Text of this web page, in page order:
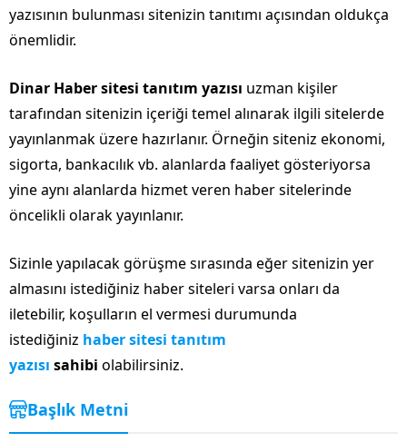
yazısının bulunması sitenizin tanıtımı açısından oldukça
önemlidir.
Dinar Haber sitesi tanıtım yazısı uzman kişiler
tarafından sitenizin içeriği temel alınarak ilgili sitelerde
yayınlanmak üzere hazırlanır. Örneğin siteniz ekonomi,
sigorta, bankacılık vb. alanlarda faaliyet gösteriyorsa
yine aynı alanlarda hizmet veren haber sitelerinde
öncelikli olarak yayınlanır.
Sizinle yapılacak görüşme sırasında eğer sitenizin yer
almasını istediğiniz haber siteleri varsa onları da
iletebilir, koşulların el vermesi durumunda
istediğiniz haber sitesi tanıtım
yazısı sahibi olabilirsiniz.
Başlık Metni